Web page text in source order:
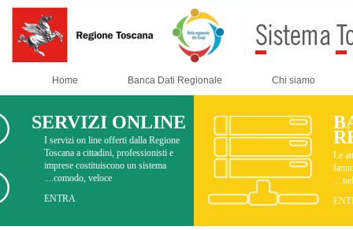
Home Banca Dati Regionale
SERVIZI ONLINE
I servizi on line offerti dalla Regione
Toscana a cittadini, professionisti e
imprese costituiscono un sistema